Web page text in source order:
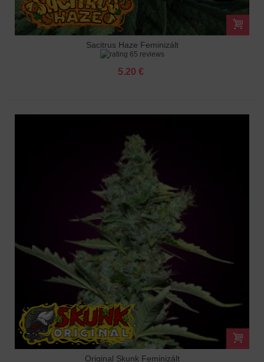
Sacitrus Haze Feminizált
65 reviews
5.20 €
Original Skunk Feminizált